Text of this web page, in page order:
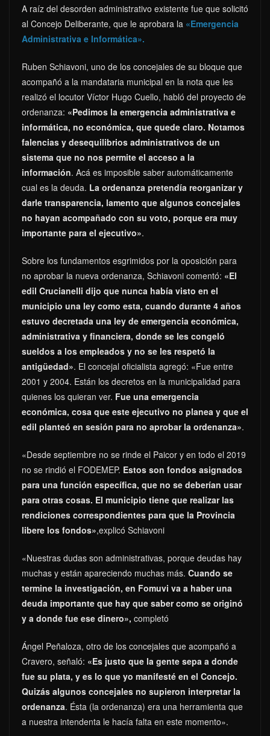
A raíz del desorden administrativo existente fue que solicitó
al Concejo Deliberante, que le aprobara la «Emergencia
Administrativa e Informática».
Ruben Schiavoni, uno de los concejales de su bloque que
acompañó a la mandataria municipal en la nota que les
realizó el locutor Víctor Hugo Cuello, habló del proyecto de
ordenanza: «Pedimos la emergencia administrativa e
informática, no económica, que quede claro. Notamos
falencias y desequilibrios administrativos de un
sistema que no nos permite el acceso a la
información. Acá es imposible saber automáticamente
cual es la deuda. La ordenanza pretendía reorganizar y
darle transparencia, lamento que algunos concejales
no hayan acompañado con su voto, porque era muy
importante para el ejecutivo».
Sobre los fundamentos esgrimidos por la oposición para
no aprobar la nueva ordenanza, Schiavoni comentó: «El
edil Crucianelli dijo que nunca había visto en el
municipio una ley como esta, cuando durante 4 años
estuvo decretada una ley de emergencia económica,
administrativa y financiera, donde se les congeló
sueldos a los empleados y no se les respetó la
antigüedad». El concejal oficialista agregó: «Fue entre
2001 y 2004. Están los decretos en la municipalidad para
quienes los quieran ver. Fue una emergencia
económica, cosa que este ejecutivo no planea y que el
edil planteó en sesión para no aprobar la ordenanza».
«Desde septiembre no se rinde el Paicor y en todo el 2019
no se rindió el FODEMEP. Estos son fondos asignados
para una función específica, que no se deberían usar
para otras cosas. El municipio tiene que realizar las
rendiciones correspondientes para que la Provincia
libere los fondos»,explicó Schiavoni
«Nuestras dudas son administrativas, porque deudas hay
muchas y están apareciendo muchas más. Cuando se
termine la investigación, en Fomuvi va a haber una
deuda importante que hay que saber como se originó
y a donde fue ese dinero», completó
Ángel Peñaloza, otro de los concejales que acompañó a
Cravero, señaló: «Es justo que la gente sepa a donde
fue su plata, y es lo que yo manifesté en el Concejo.
Quizás algunos concejales no supieron interpretar la
ordenanza. Ésta (la ordenanza) era una herramienta que
a nuestra intendenta le hacía falta en este momento».